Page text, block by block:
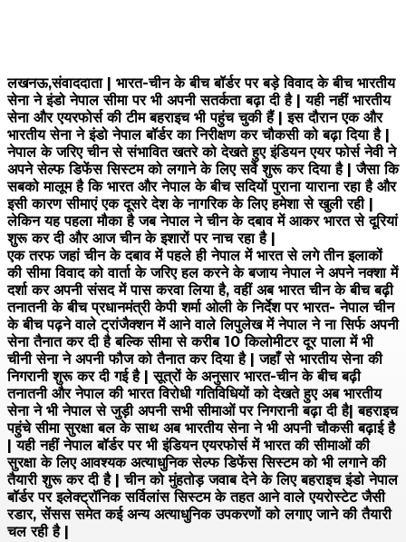
लखनऊ,संवाददाता | भारत-चीन के बीच बॉर्डर पर बड़े विवाद के बीच भारतीय
सेना ने इंडो नेपाल सीमा पर भी अपनी सतर्कता बढ़ा दी है | यही नहीं भारतीय
सेना और एयरफोर्स की टीम बहराइच भी पहुंच चुकी हैं | इस दौरान एक और
भारतीय सेना ने इंडो नेपाल बॉर्डर का निरीक्षण कर चौकसी को बढ़ा दिया है |
नेपाल के जरिए चीन से संभावित खतरे को देखते हुए इंडियन एयर फोर्स नेवी ने
अपने सेल्फ डिफेंस सिस्टम को लगाने के लिए सर्वे शुरू कर दिया है | जैसा कि
सबको मालूम है कि भारत और नेपाल के बीच सदियों पुराना याराना रहा है और
इसी कारण सीमाएं एक दूसरे देश के नागरिक के लिए हमेशा से खुली रही |
लेकिन यह पहला मौका है जब नेपाल ने चीन के दबाव में आकर भारत से दूरियां
शुरू कर दी और आज चीन के इशारों पर नाच रहा है |
एक तरफ जहां चीन के दबाव में पहले ही नेपाल में भारत से लगे तीन इलाकों
की सीमा विवाद को वार्ता के जरिए हल करने के बजाय नेपाल ने अपने नक्शा में
दर्शा कर अपनी संसद में पास करवा लिया है, वहीं अब भारत चीन के बीच बढ़ी
तनातनी के बीच प्रधानमंत्री केपी शर्मा ओली के निर्देश पर भारत- नेपाल चीन
के बीच पढ़ने वाले ट्रांजैक्शन में आने वाले लिपुलेख में नेपाल ने ना सिर्फ अपनी
सेना तैनात कर दी है बल्कि सीमा से करीब 10 किलोमीटर दूर पाला में भी
चीनी सेना ने अपनी फौज को तैनात कर दिया है | जहाँ से भारतीय सेना की
निगरानी शुरू कर दी गई है | सूत्रों के अनुसार भारत-चीन के बीच बढ़ी
तनातनी और नेपाल की भारत विरोधी गतिविधियों को देखते हुए अब भारतीय
सेना ने भी नेपाल से जुड़ी अपनी सभी सीमाओं पर निगरानी बढ़ा दी है| बहराइच
पहुंचे सीमा सुरक्षा बल के साथ अब भारतीय सेना ने भी अपनी चौकसी बढ़ाई है
| यही नहीं नेपाल बॉर्डर पर भी इंडियन एयरफोर्स में भारत की सीमाओं की
सुरक्षा के लिए आवश्यक अत्याधुनिक सेल्फ डिफेंस सिस्टम को भी लगाने की
तैयारी शुरू कर दी है | चीन को मुंहतोड़ जवाब देने के लिए बहराइच इंडो नेपाल
बॉर्डर पर इलेक्ट्रॉनिक सर्विलांस सिस्टम के तहत आने वाले एयरोस्टेट जैसी
रडार, सेंसस समेत कई अन्य अत्याधुनिक उपकरणों को लगाए जाने की तैयारी
चल रही है |